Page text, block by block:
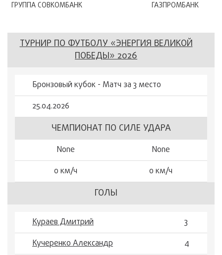
ГРУППА СОВКОМБАНК ГАЗПРОМБАНК
ТУРНИР ПО ФУТБОЛУ «ЭНЕРГИЯ ВЕЛИКОЙ
ПОБЕДЫ» 2026
Бронзовый кубок - Матч за 3 место
25.04.2026
ЧЕМПИОНАТ ПО СИЛЕ УДАРА
None
None
0 км/ч
0 км/ч
ГОЛЫ
Кураев Дмитрий
3
Кучеренко Александр
4